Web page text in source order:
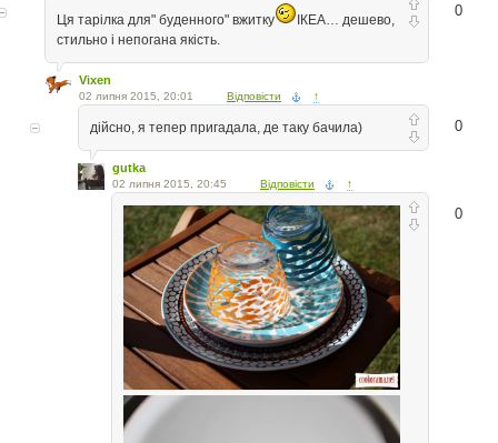
0
Ця тарілка для" буденного" вжитку
ІКЕА… дешево,
стильно і непогана якість.
Vixen
02 липня 2015, 20:01 Відповісти ↑
0
дійсно, я тепер пригадала, де таку бачила)
gutka
02 липня 2015, 20:45 Відповісти ↑
0